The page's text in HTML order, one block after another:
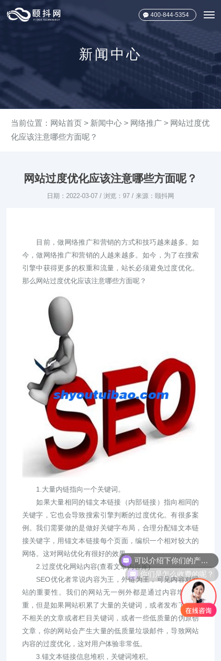
400-844-5354
新闻中心
当前位置： 网站首页 > 新闻中心 > 网络推广 > 网站过度优
化应该注意哪些方面呢？
网站过度优化应该注意哪些方面呢？
日期：2022-03-07 / 浏览：97 / 来源：颐抖网
目前，做网络推广和营销的方式和技巧越来越多。如
今，做网络推广和营销的人越来越多。如今，为了在搜索
引擎中获得更多的权重和流量，站长必须避免过度优化。
那么网站过度优化应该注意哪些方面呢？
1.大量内链指向一个关键词。
如果大量相同的锚文本链接（内部链接）指向相同的
关键字，它也会导致搜索引擎判断的过度优化。有很多案
例。我们需要做的是做好关键字布局，合理分配锚文本链
接关键字，用锚文本链接每个页面，编织一个相对较大的
网络。这对网站优化有很好的效果。
2.过度优化网站内容(查看文章内容库)
SEO优化者常说内容为王，外链为王，可见内容对网
站的重要性。我们的网站无一例外都是通过内容增加权
重，但是如果网站积累了大量的关键词，或者发布了一些
不相关的文章或者栏目关键词，或者一些低质量的伪原创
文章，你的网站会产生大量的低质量垃圾邮件，导致网站
内容的过度优化，这对用户体验非常低。
3.锚文本链接信息堆积，关键词堆积。
你们是怎么收费的呢？